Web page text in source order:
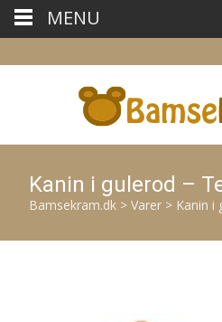
Kanin i gulerod –
Bamsekram.dk > Varer > Kanin i
MENU